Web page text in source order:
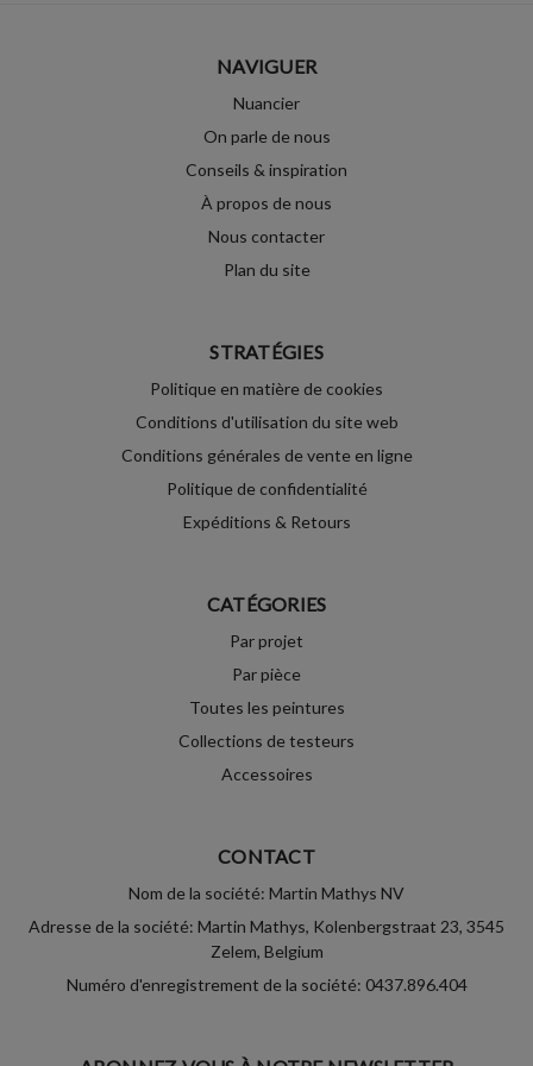
NAVIGUER
Nuancier
On parle de nous
Conseils & inspiration
À propos de nous
Nous contacter
Plan du site
STRATÉGIES
Politique en matière de cookies
Conditions d'utilisation du site web
Conditions générales de vente en ligne
Politique de confidentialité
Expéditions & Retours
CATÉGORIES
Par projet
Par pièce
Toutes les peintures
Collections de testeurs
Accessoires
CONTACT
Nom de la société: Martin Mathys NV
Adresse de la société: Martin Mathys, Kolenbergstraat 23, 3545
Zelem, Belgium
Numéro d'enregistrement de la société: 0437.896.404